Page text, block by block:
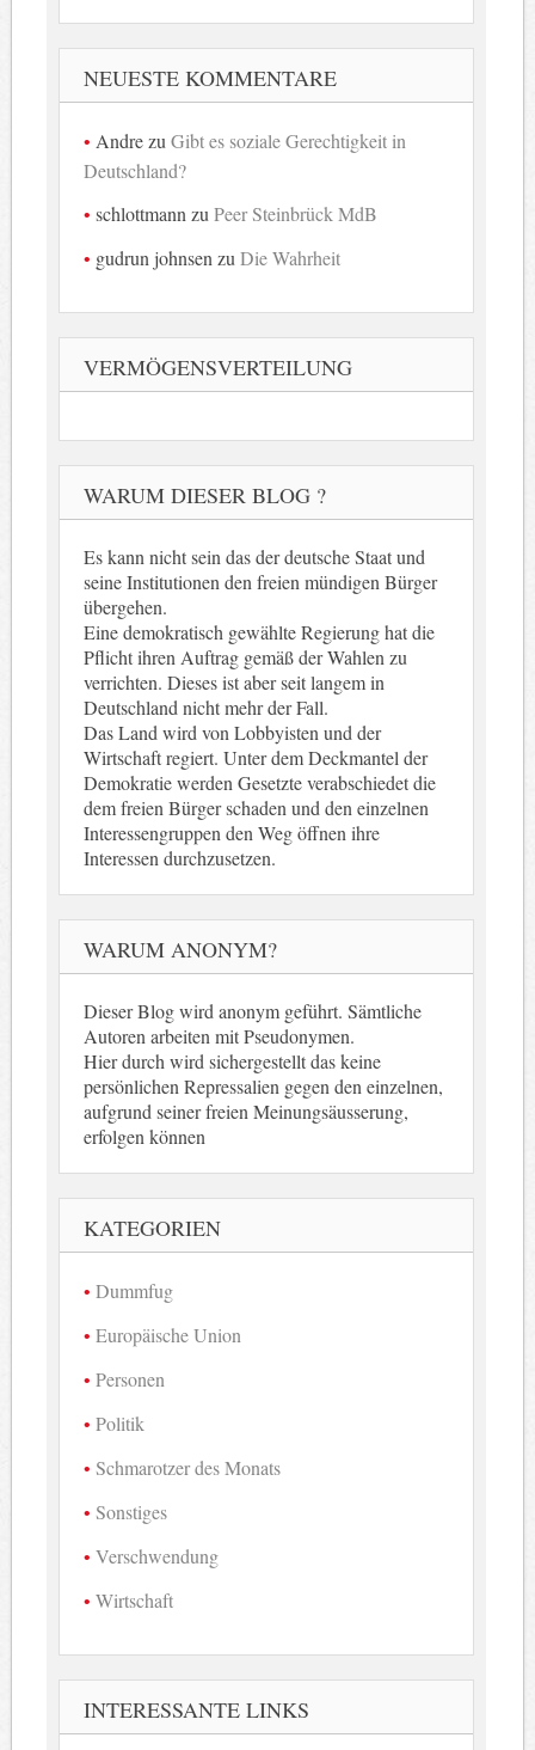
NEUESTE KOMMENTARE
AndrezuGibt es soziale Gerechtigkeit in
Deutschland?
schlottmann zuPeer Steinbrück MdB
gudrun johnsen zuDie Wahrheit
VERMÖGENSVERTEILUNG
WARUM DIESER BLOG ?
Es kann nicht sein das der deutsche Staat und
seine Institutionen den freien mündigen Bürger
übergehen.
Eine demokratisch gewählte Regierung hat die
Pflicht ihren Auftrag gemäß der Wahlen zu
verrichten. Dieses ist aber seit langem in
Deutschland nicht mehr der Fall.
Das Land wird von Lobbyisten und der
Wirtschaft regiert. Unter dem Deckmantel der
Demokratie werden Gesetzte verabschiedet die
dem freien Bürger schaden und den einzelnen
Interessengruppen den Weg öffnen ihre
Interessen durchzusetzen.
WARUM ANONYM?
Dieser Blog wird anonym geführt. Sämtliche
Autoren arbeiten mit Pseudonymen.
Hier durch wird sichergestellt das keine
persönlichen Repressalien gegen den einzelnen,
aufgrund seiner freien Meinungsäusserung,
erfolgen können
KATEGORIEN
Dummfug
Europäische Union
Personen
Politik
Schmarotzer des Monats
Sonstiges
Verschwendung
Wirtschaft
INTERESSANTE LINKS